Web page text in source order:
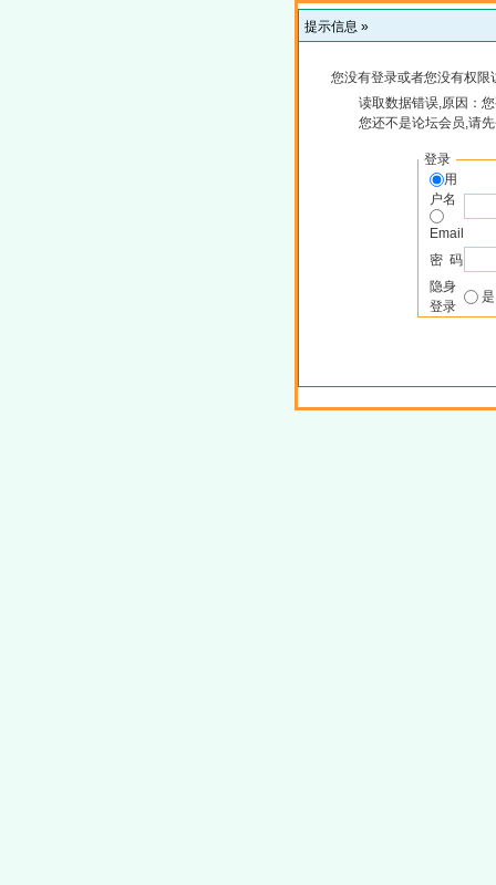
提示信息 »
您没有登录或者您没有权
读取数据错误,原因：
您还不是论坛会员,请
登录
用
户名
Email
密 码
隐身
登录